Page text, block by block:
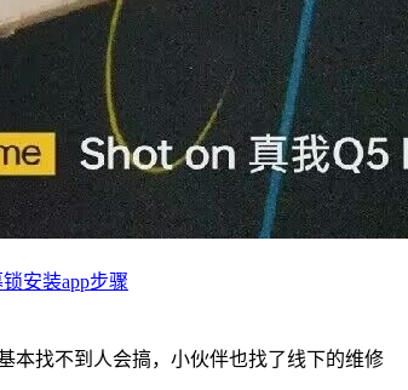
安装app步骤
本找不到人会搞，小伙伴也找了线下的维修